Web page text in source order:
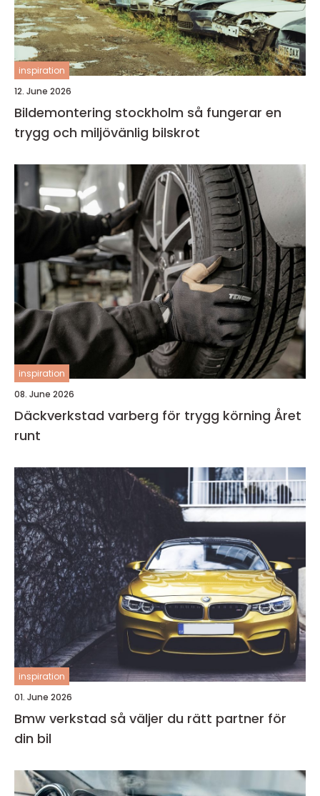
inspiration
12. June 2026
Bildemontering stockholm så fungerar en
trygg och miljövänlig bilskrot
inspiration
08. June 2026
Däckverkstad varberg för trygg körning Året
runt
inspiration
01. June 2026
Bmw verkstad så väljer du rätt partner för
din bil